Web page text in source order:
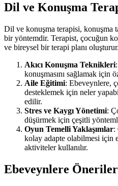
Dil ve Konuşma
Dil ve konuşma terapisi, konuşma
bir yöntemdir. Terapist, çocuğun
ve bireysel bir terapi planı
Akıcı Konuşma Teknikleri
konuşmasını sağlamak için
Aile Eğitimi: Ebeveynlere,
desteklemek için neler
edilir.
Stres ve Kaygı Yönetimi:
düşürmek için çeşitli
Oyun Temelli Yaklaşımlar:
kolay adapte olabilmesi için
aktiviteler kullanılır.
Ebeveynlere Öneriler